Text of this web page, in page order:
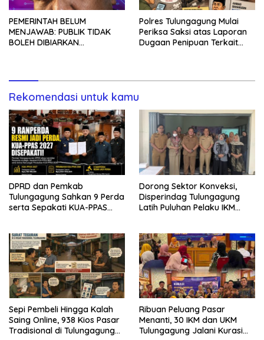
PEMERINTAH BELUM
MENJAWAB: PUBLIK TIDAK
BOLEH DIBIARKAN
Polres Tulungagung Mulai
Periksa Saksi atas Laporan
Dugaan Penipuan Terkait
Rekomendasi untuk kamu
DPRD dan Pemkab
Tulungagung Sahkan 9 Perda
serta Sepakati KUA-PPAS
Dorong Sektor Konveksi,
Disperindag Tulungagung
Latih Puluhan Pelaku IKM
Sepi Pembeli Hingga Kalah
Saing Online, 938 Kios Pasar
Tradisional di Tulungagung
Ribuan Peluang Pasar
Menanti, 30 IKM dan UKM
Tulungagung Jalani Kurasi